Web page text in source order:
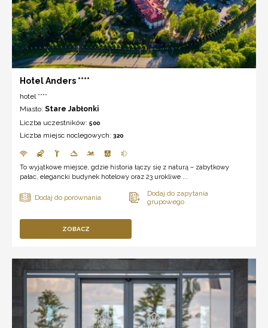
Hotel Anders ****
hotel ****
Miasto: Stare Jabłonki
Liczba uczestników: 500
Liczba miejsc noclegowych: 320
To wyjątkowe miejsce, gdzie historia łączy się z naturą – zabytkowy
pałac, elegancki budynek hotelowy oraz 23 urokliwe ...
ZOBACZ